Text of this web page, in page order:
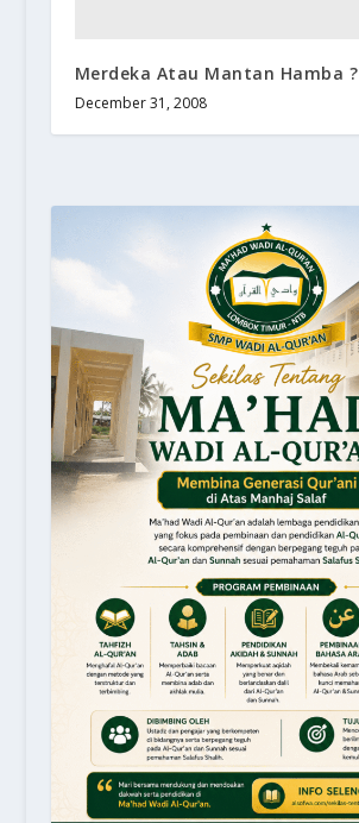
Merdeka Atau Mantan Hamba ?
December 31, 2008